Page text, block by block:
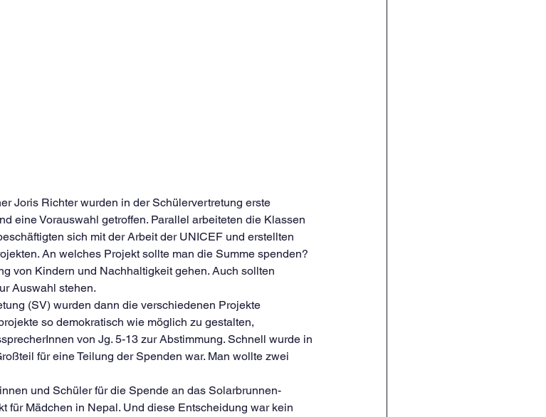
Joris Richter wurden in der Schülervertretung erste
eine Vorauswahl getroffen. Parallel arbeiteten die Klassen
sich mit der Arbeit der UNICEF und erstellten
An welches Projekt sollte man die Summe spenden?
von Kindern und Nachhaltigkeit gehen. Auch sollten
Auswahl stehen.
(SV) wurden dann die verschiedenen Projekte
so demokratisch wie möglich zu gestalten,
von Jg. 5-13 zur Abstimmung. Schnell wurde in
für eine Teilung der Spenden war. Man wollte zwei
und Schüler für die Spende an das Solarbrunnen-
für Mädchen in Nepal. Und diese Entscheidung war kein